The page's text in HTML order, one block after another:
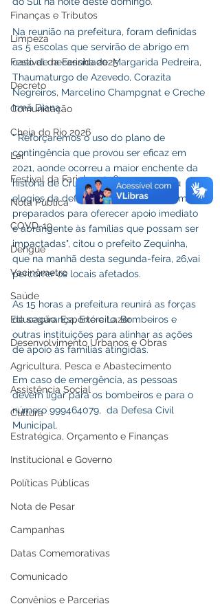
Finanças e Tributos
Limpeza
Festival da Farinha 2025
Decreto
Comunicação
Cheia do Rio 2026
Lei
Festival da Farinha 2026
Nota Pública
COVD-19
Dengue
Vacinômetro
Saúde
Educação, Esporte e Lazer
Desenvolvimento Urbanos e Obras
Agricultura, Pesca e Abastecimento
Assistência Social
Cultura
Estratégica, Orçamento e Finanças
Institucional e Governo
Políticas Públicas
Nota de Pesar
Campanhas
Datas Comemorativas
Comunicado
Convênios e Parcerias
Na reunião na prefeitura, foram definidas
as 5 escolas que servirão de abrigo em
caso de necessidade: Margarida Pedreira,
Thaumaturgo de Azevedo, Corazita
Negreiros, Marcelino Champgnat e Creche
Irmã Diana.
" Reforçaremos o uso do plano de
contingência que provou ser eficaz em
2021, aonde ocorreu a maior enchente da
história de Cruzeiro do Sul, e recebeu
elogios da defesa civil nacional. Estamos
preparados para oferecer apoio imediato
e abrangente às famílias que possam ser
impactadas", citou o prefeito Zequinha,
que na manhã desta segunda-feira, 26,vai
percorrer os locais afetados.
As 15 horas a prefeitura reunirá as forças
de segurança, Exército, Bombeiros e
outras instituições para alinhar as ações
de apoio às famílias atingidas.
Em caso de emergência, as pessoas
devem ligar para os bombeiros e para o
número 999464079,  da Defesa Civil
Municipal.